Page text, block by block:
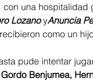
una
Lozano yAnuncia
como un
pude intentar
Gordo Benjumea,